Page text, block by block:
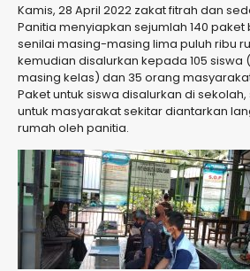
Kamis, 28 April 2022 zakat fitrah dan
Panitia menyiapkan sejumlah 140
senilai masing-masing lima puluh ribu
kemudian disalurkan kepada 105 siswa
masing kelas) dan 35 orang
Paket untuk siswa disalurkan di
untuk masyarakat sekitar diantarkan
rumah oleh panitia.